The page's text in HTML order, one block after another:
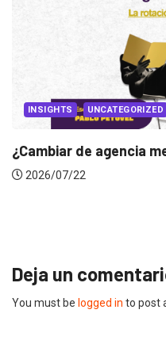
La...
Deja un
You must be logged in to post